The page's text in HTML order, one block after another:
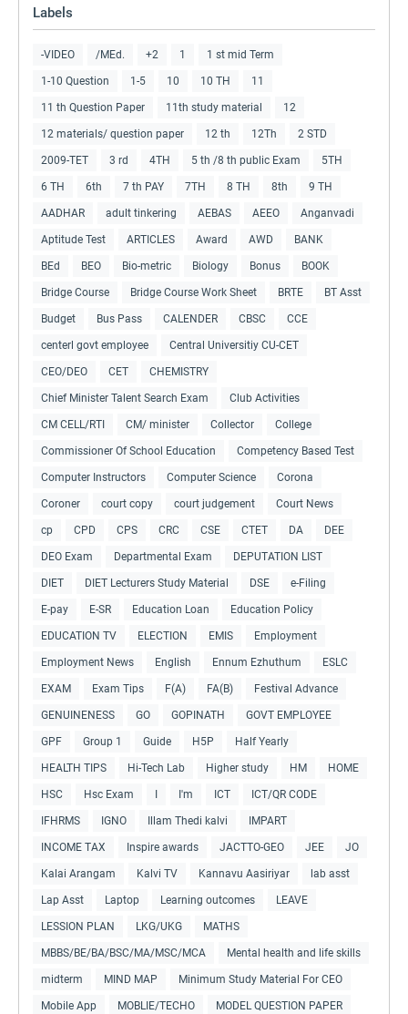
Labels
-VIDEO /MEd. +2 1 1 st mid Term
1-10 Question 1-5 10 10 TH 11
11 th Question Paper 11th study material 12
12 materials/ question paper 12 th 12Th 2 STD
2009-TET 3 rd 4TH 5 th /8 th public Exam 5TH
6 TH 6th 7 th PAY 7TH 8 TH 8th 9 TH
AADHAR adult tinkering AEBAS AEEO Anganvadi
Aptitude Test ARTICLES Award AWD BANK
BEd BEO Bio-metric Biology Bonus BOOK
Bridge Course Bridge Course Work Sheet BRTE BT Asst
Budget Bus Pass CALENDER CBSC CCE
centerl govt employee Central Universitiy CU-CET
CEO/DEO CET CHEMISTRY
Chief Minister Talent Search Exam Club Activities
CM CELL/RTI CM/ minister Collector College
Commissioner Of School Education Competency Based Test
Computer Instructors Computer Science Corona
Coroner court copy court judgement Court News
cp CPD CPS CRC CSE CTET DA DEE
DEO Exam Departmental Exam DEPUTATION LIST
DIET DIET Lecturers Study Material DSE e-Filing
E-pay E-SR Education Loan Education Policy
EDUCATION TV ELECTION EMIS Employment
Employment News English Ennum Ezhuthum ESLC
EXAM Exam Tips F(A) FA(B) Festival Advance
GENUINENESS GO GOPINATH GOVT EMPLOYEE
GPF Group 1 Guide H5P Half Yearly
HEALTH TIPS Hi-Tech Lab Higher study HM HOME
HSC Hsc Exam I'm ICT ICT/QR CODE
IFHRMS IGNO Illam Thedi kalvi IMPART
INCOME TAX Inspire awards JACTTO-GEO JEE JO
Kalai Arangam Kalvi TV Kannavu Aasiriyar lab asst
Lap Asst Laptop Learning outcomes LEAVE
LESSION PLAN LKG/UKG MATHS
MBBS/BE/BA/BSC/MA/MSC/MCA Mental health and life skills
midterm MIND MAP Minimum Study Material For CEO
Mobile App MOBLIE/TECHO MODEL QUESTION PAPER